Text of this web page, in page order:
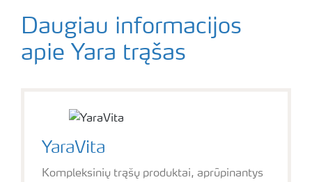
Daugiau informacijos
apie Yara trąšas
YaraVita
Kompleksinių trąšų produktai, aprūpinantys